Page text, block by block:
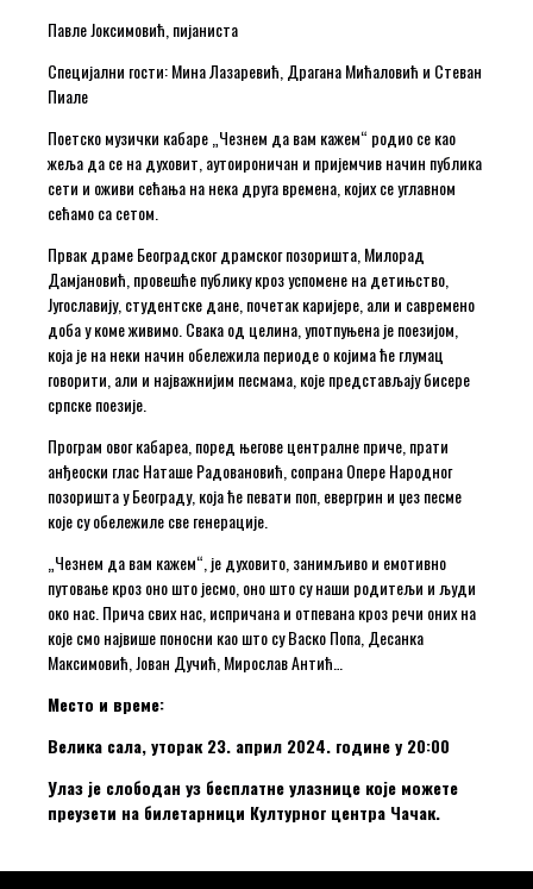
Павле Јоксимовић, пијаниста
Специјални гости: Мина Лазаревић, Драгана Мићаловић и Стеван
Пиале
Поетско музички кабаре „Чезнем да вам кажем“ родио се као
жеља да се на духовит, аутоироничан и пријемчив начин публика
сети и оживи сећања на нека друга времена, којих се углавном
сећамо са сетом.
Првак драме Београдског драмског позоришта, Милорад
Дамјановић, провешће публику кроз успомене на детињство,
Југославију, студентске дане, почетак каријере, али и савремено
доба у коме живимо. Свака од целина, употпуњена је поезијом,
која је на неки начин обележила периоде о којима ће глумац
говорити, али и најважнијим песмама, које представљају бисере
српске поезије.
Програм овог кабареа, поред његове централне приче, прати
анђеоски глас Наташе Радовановић, сопрана Опере Народног
позоришта у Београду, која ће певати поп, евергрин и џез песме
које су обележиле све генерације.
„Чезнем да вам кажем“, је духовито, занимљиво и емотивно
путовање кроз оно што јесмо, оно што су наши родитељи и људи
око нас. Прича свих нас, испричана и отпевана кроз речи оних на
које смо највише поносни као што су Васко Попа, Десанка
Максимовић, Јован Дучић, Мирослав Антић…
Место и време:
Велика сала, уторак 23. април 2024. године у 20:00
Улаз је слободан уз бесплатне улазнице које можете
преузети на билетарници Културног центра Чачак.